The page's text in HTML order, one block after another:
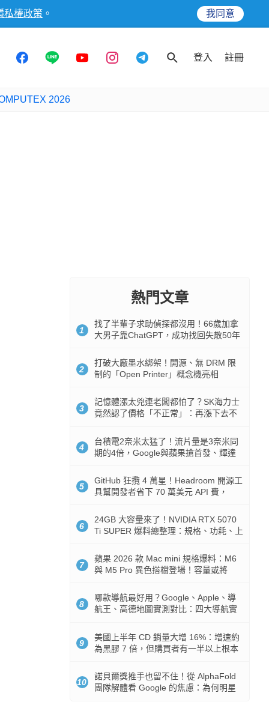
私權政策 。 我同意
登入 註冊
2026
熱門文章
1
找了半輩子求助偵探都沒用！66歲加拿
大男子靠ChatGPT，成功找回失散50年
2
打破大廠墨水綁架！開源、無 DRM 限
制的「Open Printer」概念機亮相
3
記憶體漲太兇連老闆都怕了？SK海力士
竟然認了價格「不正常」：再漲下去不
4
台積電2奈米太猛了！流片量是3奈米同
期的4倍，Google與蘋果搶首發、輝達
5
GitHub 狂攬 4 萬星！Headroom 開源工
具幫開發者省下 70 萬美元 API 費，
6
24GB 大容量來了！NVIDIA RTX 5070
Ti SUPER 爆料總整理：規格、功耗、上
7
蘋果 2026 款 Mac mini 規格爆料：M6
與 M5 Pro 異色搭檔登場！容量或將
8
哪款導航最好用？Google、Apple、導
航王、高德地圖實測對比：四大導航實
9
美國上半年 CD 銷量大增 16%：增速約
為黑膠 7 倍，但購買者有一半以上根本
10
諾貝爾獎推手也留不住！從 AlphaFold
團隊解體看 Google 的焦慮：為何明星